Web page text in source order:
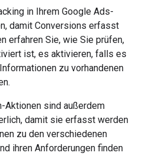
in Ihrem Google Ads-
damit Conversions erfasst
erfahren Sie, wie Sie prüfen,
ist, es aktivieren, falls es
zu vorhandenen
Aktionen sind außerdem
damit sie erfasst werden
zu den verschiedenen
ihren Anforderungen finden